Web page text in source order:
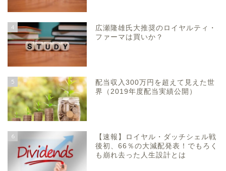
4
広瀬隆雄氏大推奨のロイヤルティ・
ファーマは買いか？
5
配当収入300万円を超えて見えた世
界（2019年度配当実績公開）
6
【速報】ロイヤル・ダッチシェル戦
後初、66％の大減配発表！でもろく
も崩れ去った人生設計とは